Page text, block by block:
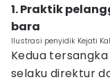
1. Praktik
bara
Ilustrasi penyidik Kejati
Kedua
selaku direktur